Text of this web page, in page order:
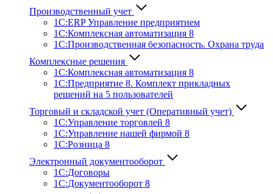
Производственный учет
1С:ERP Управление предприятием
1С:Комплексная автоматизация 8
1С:Производственная безопасность. Охрана труда
Комплексные решения
1С:Комплексная автоматизация 8
1С:Предприятие 8. Комплект прикладных
решений на 5 пользователей
Торговый и складской учет (Оперативный учет)
1С:Управление торговлей 8
1С:Управление нашей фирмой 8
1С:Розница 8
Электронный документооборот
1С:Договоры
1С:Документооборот 8